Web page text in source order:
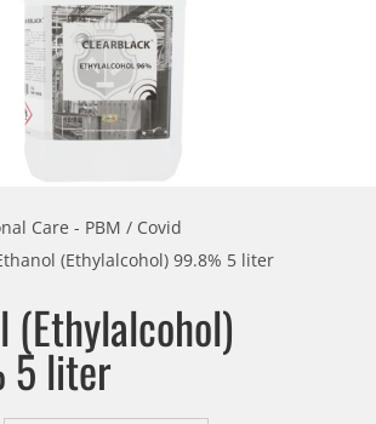
Care - PBM / Covid
(Ethylalcohol) 99.8% 5 liter
(Ethylalcohol)
5 liter